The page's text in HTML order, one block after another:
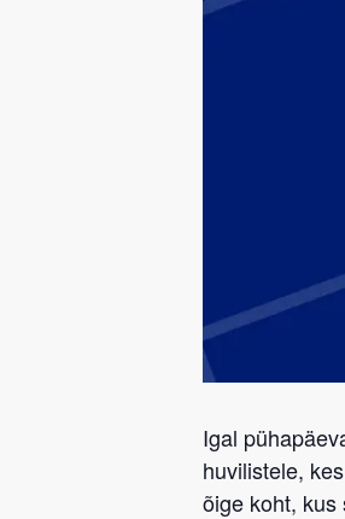
Igal
huvilistele,
õige koht, kus